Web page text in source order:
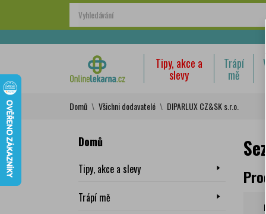
Tipy, akce a
slevy
Trápí
mě
Domů Všichni dodavatelé DIPARLUX CZ&SK s.r.o.
Domů
Tipy, akce a slevy
Trápí mě